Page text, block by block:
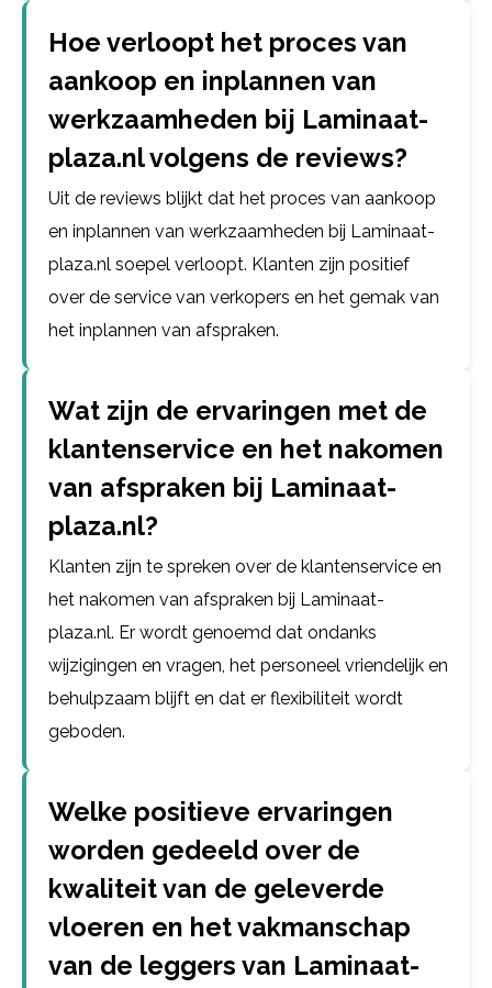
Hoe verloopt het proces van
aankoop en inplannen van
werkzaamheden bij Laminaat-
plaza.nl volgens de reviews?
Uit de reviews blijkt dat het proces van aankoop
en inplannen van werkzaamheden bij Laminaat-
plaza.nl soepel verloopt. Klanten zijn positief
over de service van verkopers en het gemak van
het inplannen van afspraken.
Wat zijn de ervaringen met de
klantenservice en het nakomen
van afspraken bij Laminaat-
plaza.nl?
Klanten zijn te spreken over de klantenservice en
het nakomen van afspraken bij Laminaat-
plaza.nl. Er wordt genoemd dat ondanks
wijzigingen en vragen, het personeel vriendelijk en
behulpzaam blijft en dat er flexibiliteit wordt
geboden.
Welke positieve ervaringen
worden gedeeld over de
kwaliteit van de geleverde
vloeren en het vakmanschap
van de leggers van Laminaat-